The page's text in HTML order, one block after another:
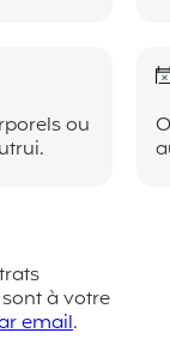
ou
à votre
email.